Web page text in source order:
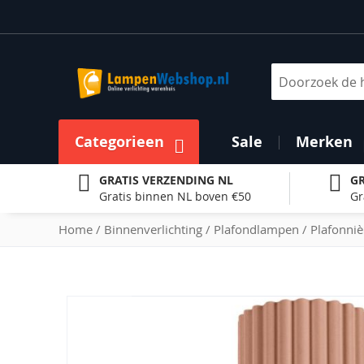
naar
inhoud
Categorieen Sale Merken
GRATIS VERZENDING NL
Gratis binnen NL boven €50
Home Binnenverlichting Plafondlampen